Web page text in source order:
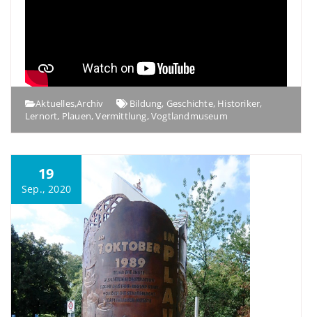
Aktuelles,Archiv Bildung, Geschichte, Historiker,
Lernort, Plauen,Vermittlung,Vogtlandmuseum
19
Sep., 2020